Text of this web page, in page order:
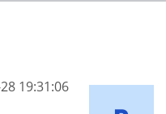
19:31:06